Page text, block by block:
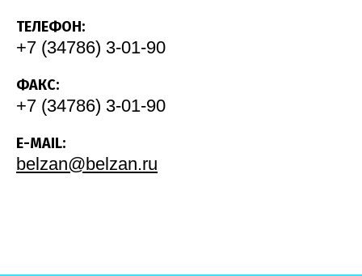
ТЕЛЕФОН:
+7 (34786) 3-01-90
ФАКС:
+7 (34786) 3-01-90
E-MAIL:
belzan@belzan.ru